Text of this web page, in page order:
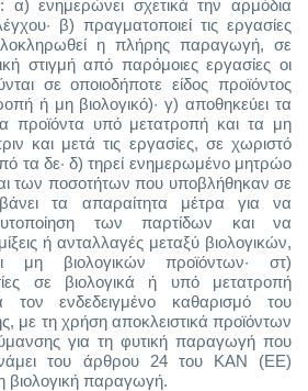
α) ενημερώνει σχετικά την αρμόδια
β) πραγματοποιεί τις εργασίες
η πλήρης παραγωγή, σε
στιγμή από παρόμοιες εργασίες οι
σε οποιοδήποτε είδος προϊόντος
ή μη βιολογικό)· γ) αποθηκεύει τα
προϊόντα υπό μετατροπή και τα μη
και μετά τις εργασίες, σε χωριστό
τα δε· δ) τηρεί ενημερωμένο μητρώο
των ποσοτήτων που υποβλήθηκαν σε
τα απαραίτητα μέτρα για να
των παρτίδων και να
ή ανταλλαγές μεταξύ βιολογικών,
μη βιολογικών προϊόντων· στ)
σε βιολογικά ή υπό μετατροπή
τον ενδεδειγμένο καθαρισμό του
με τη χρήση αποκλειστικά προϊόντων
για τη φυτική παραγωγή που
του άρθρου 24 του ΚΑΝ (ΕΕ)
βιολογική παραγωγή.